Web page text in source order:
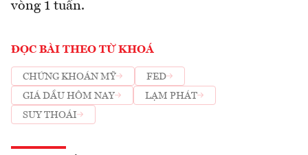
vòng 1 tuần.
ĐỌC BÀI THEO TỪ KHOÁ
CHỨNG KHOÁN MỸ
FED
GIÁ DẦU HÔM NAY
LẠM PHÁT
SUY THOÁI